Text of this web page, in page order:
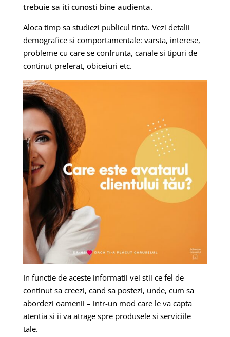
trebuie sa iti cunosti bine audienta.
Aloca timp sa studiezi publicul tinta. Vezi detalii
demografice si comportamentale: varsta, interese,
probleme cu care se confrunta, canale si tipuri de
continut preferat, obiceiuri etc.
In functie de aceste informatii vei stii ce fel de
continut sa creezi, cand sa postezi, unde, cum sa
abordezi oamenii – intr-un mod care le va capta
atentia si ii va atrage spre produsele si serviciile
tale.